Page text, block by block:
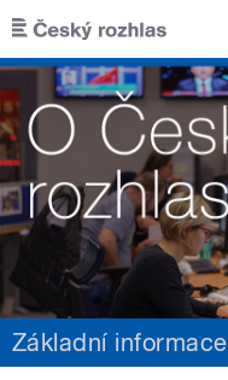
Přejít k hlavnímu obsahu
Základní informace